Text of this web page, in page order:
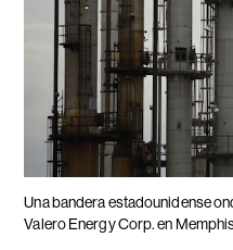
Una bandera estadounidense
Valero Energy Corp. en